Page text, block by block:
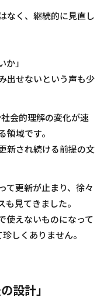
なく、継続的に見直し
」
出せないという声も少
会的理解の変化が速
域です。
新され続ける前提の文
て更新が止まり、徐々
見てきました。
使えないものになって
しくありません。
設計」